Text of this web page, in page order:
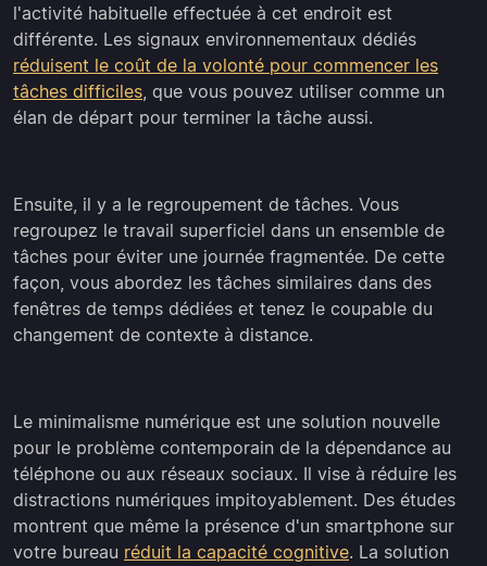
l'activité habituelle effectuée à cet endroit est
différente. Les signaux environnementaux dédiés
réduisent le coût de la volonté pour commencer les
tâches difficiles, que vous pouvez utiliser comme un
élan de départ pour terminer la tâche aussi.
Ensuite, il y a le regroupement de tâches. Vous
regroupez le travail superficiel dans un ensemble de
tâches pour éviter une journée fragmentée. De cette
façon, vous abordez les tâches similaires dans des
fenêtres de temps dédiées et tenez le coupable du
changement de contexte à distance.
Le minimalisme numérique est une solution nouvelle
pour le problème contemporain de la dépendance au
téléphone ou aux réseaux sociaux. Il vise à réduire les
distractions numériques impitoyablement. Des études
montrent que même la présence d'un smartphone sur
votre bureau réduit la capacité cognitive. La solution